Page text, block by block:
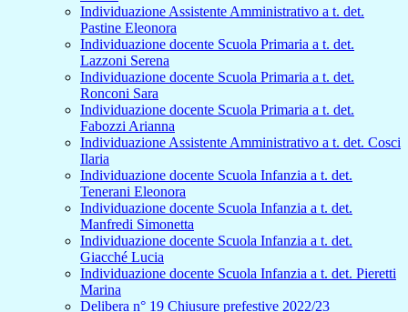
Individuazione Assistente Amministrativo a t. det.
Pastine Eleonora
Individuazione docente Scuola Primaria a t. det.
Lazzoni Serena
Individuazione docente Scuola Primaria a t. det.
Ronconi Sara
Individuazione docente Scuola Primaria a t. det.
Fabozzi Arianna
Individuazione Assistente Amministrativo a t. det. Cosci
Ilaria
Individuazione docente Scuola Infanzia a t. det.
Tenerani Eleonora
Individuazione docente Scuola Infanzia a t. det.
Manfredi Simonetta
Individuazione docente Scuola Infanzia a t. det.
Giacché Lucia
Individuazione docente Scuola Infanzia a t. det. Pieretti
Marina
Delibera n° 19 Chiusure prefestive 2022/23